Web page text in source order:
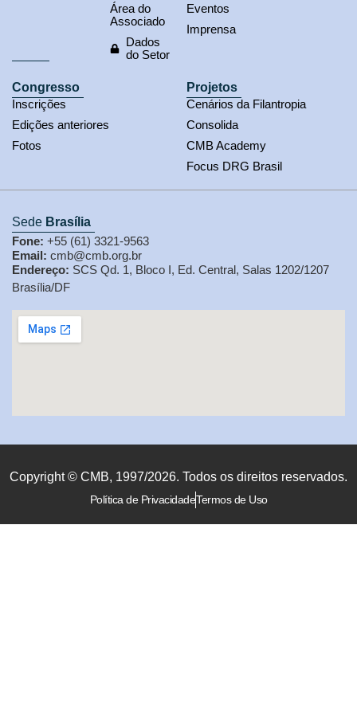
Área do
Associado
Dados
do Setor
Eventos
Imprensa
Congresso
Inscrições
Edições anteriores
Fotos
Projetos
Cenários da Filantropia
Consolida
CMB Academy
Focus DRG Brasil
Sede Brasília
Fone: +55 (61) 3321-9563
Email: cmb@cmb.org.br
Endereço: SCS Qd. 1, Bloco I, Ed. Central, Salas 1202/1207
Brasília/DF
Copyright © CMB, 1997/2026. Todos os direitos reservados.
Política de PrivacidadeTermos de Uso